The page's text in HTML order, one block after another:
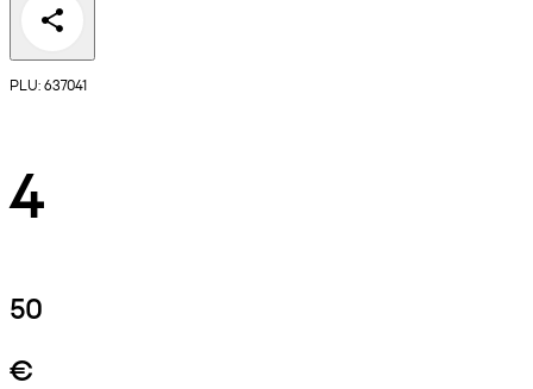
PLU: 637041
4
50
€